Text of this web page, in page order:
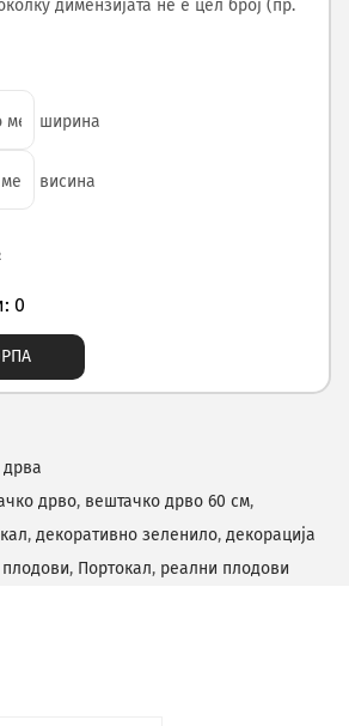
димензијата не е цел број (пр.
ширина
висина
0
дрво, вештачко дрво 60 см,
, декоративно зеленило, декорација
, Портокал, реални плодови